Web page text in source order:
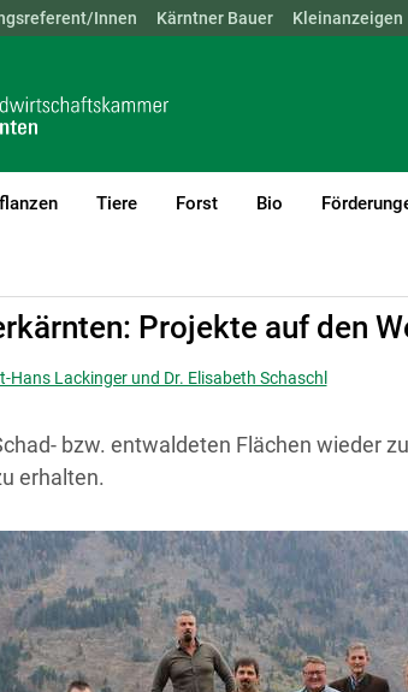
BGLD KTN NÖ OÖ SBG STMK
Innen Kärntner Bauer Kleinanzeigen
Tiere Forst Bio
Projekte auf den
Hans Lackinger und Dr. Elisabeth Schaschl
bzw. entwaldeten Flächen wieder
erhalten.